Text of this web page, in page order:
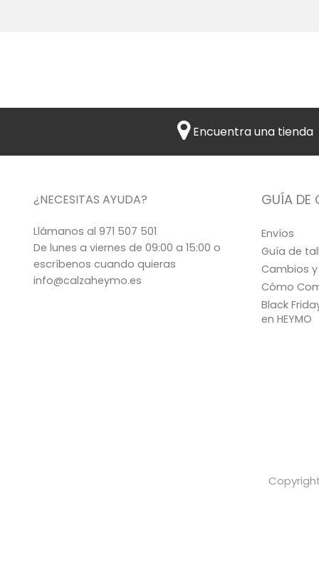
Encuentra una tienda
¿NECESITAS AYUDA?
Llámanos al 971 507 501
De lunes a viernes de 09:00 a 15:00 o
escríbenos cuando quieras
info@calzaheymo.es
GUÍA DE
Envíos
Guía de
Cambios
Cómo
Black
en HEYMO